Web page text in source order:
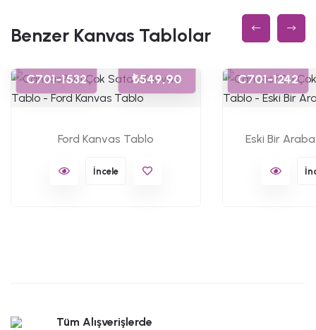
Benzer Kanvas Tablolar
C701-1532 ₺549,90
Ford Kanvas Tablo
İncele
C701-1242
Eski Bir
Tüm Alışverişlerde